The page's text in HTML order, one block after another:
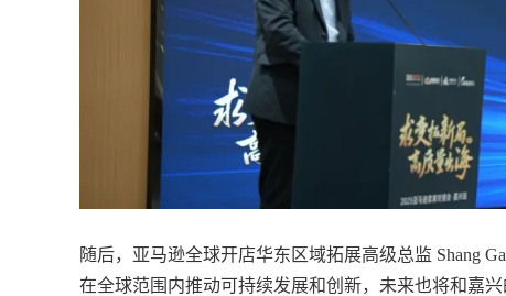
随后，亚马逊全球开店华东区域拓展高级总监 Shang
在全球范围内推动可持续发展和创新，未来也将和嘉